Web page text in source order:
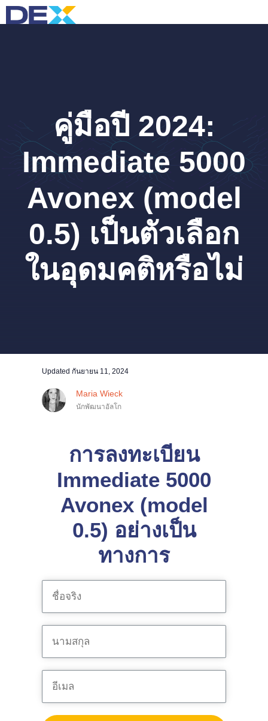
Skip
to
คู่มือปี 2024:
Immediate 5000
Avonex (model
0.5) เป็นตัวเลือก
ในอุดมคติหรือไม่
Updated กันยายน 11, 2024
Maria Wieck
นักพัฒนาอัลโก
การลงทะเบียน
Immediate 5000
Avonex (model
0.5) อย่างเป็น
ทางการ